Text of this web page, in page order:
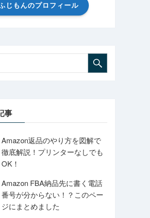
じもんのプロフィール
事
Amazon返品のやり方を図解で
徹底解説！プリンターなしでも
OK！
Amazon FBA納品先に書く電話
番号が分からない！？このペー
ジにまとめました